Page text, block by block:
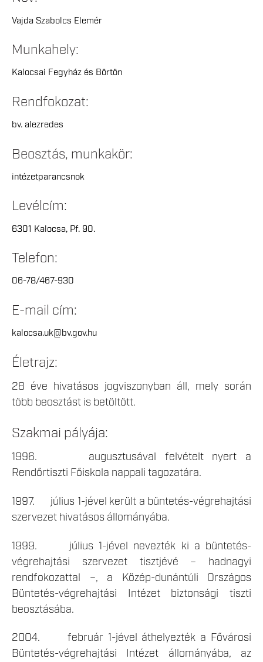
Vajda Szabolcs Elemér
Munkahely:
Kalocsai Fegyház és Börtön
Rendfokozat:
bv. alezredes
Beosztás, munkakör:
intézetparancsnok
Levélcím:
6301 Kalocsa, Pf. 90.
Telefon:
06-78/467-930
E-mail cím:
kalocsa.uk@bv.gov.hu
Életrajz:
28 éve hivatásos jogviszonyban áll, mely során
több beosztást is betöltött.
Szakmai pályája:
1996. augusztusával felvételt nyert a
Rendőrtiszti Főiskola nappali tagozatára.
1997. július 1-jével került a büntetés-végrehajtási
szervezet hivatásos állományába.
1999. július 1-jével nevezték ki a büntetés-
végrehajtási szervezet tisztjévé – hadnagyi
rendfokozattal –, a Közép-dunántúli Országos
Büntetés-végrehajtási Intézet biztonsági tiszti
beosztásába.
2004. február 1-jével áthelyezték a Fővárosi
Büntetés-végrehajtási Intézet állományába, az